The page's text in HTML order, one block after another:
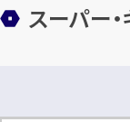
スーパー